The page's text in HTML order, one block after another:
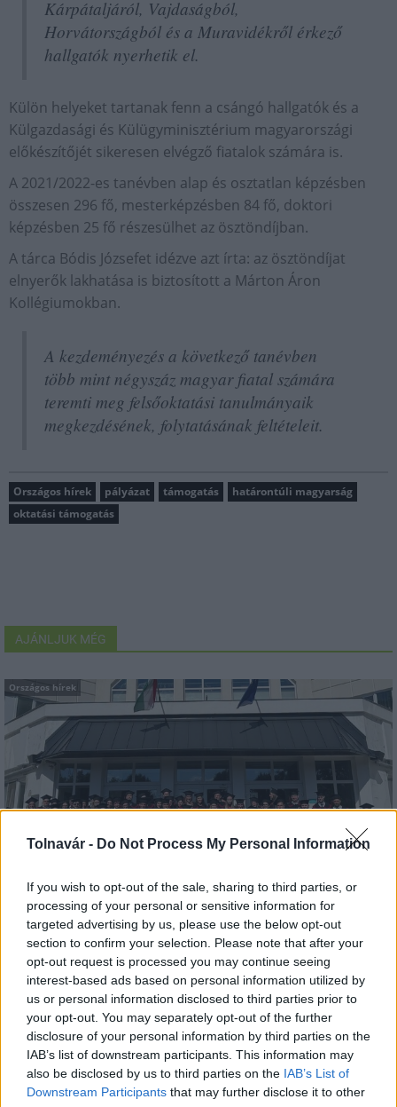
Tolnavár - Do Not Process My Personal Information
If you wish to opt-out of the sale, sharing to third parties, or
processing of your personal or sensitive information for
targeted advertising by us, please use the below opt-out
section to confirm your selection. Please note that after your
opt-out request is processed you may continue seeing
interest-based ads based on personal information utilized by
us or personal information disclosed to third parties prior to
your opt-out. You may separately opt-out of the further
disclosure of your personal information by third parties on the
IAB’s list of downstream participants. This information may
also be disclosed by us to third parties on the IAB’s List of
Downstream Participants that may further disclose it to other
Kárpátaljáról, Vajdaságból,
Horvátországból és a Muravidékről érkező
hallgatók nyerhetik el.
Külön helyeket tartanak fenn a csángó hallgatók és a
Külgazdasági és Külügyminisztérium magyarországi
előkészítőjét sikeresen elvégző fiatalok számára is.
A 2021/2022-es tanévben alap és osztatlan képzésben
összesen 296 fő, mesterképzésben 84 fő, doktori
képzésben 25 fő részesülhet az ösztöndíjban.
A tárca Bódis Józsefet idézve azt írta: az ösztöndíjat
elnyerők lakhatása is biztosított a Márton Áron
Kollégiumokban.
A kezdeményezés a következő tanévben
több mint négyszáz magyar fiatal számára
teremti meg felsőoktatási tanulmányaik
megkezdésének, folytatásának feltételeit.
Országos hírek pályázat támogatás
határontúli magyarság
oktatási támogatás
AJÁNLJUK MÉG
Országos hírek
Kecskeméten is szakirányú továbbképzésekkel erősít a
Gál Ferenc Egyetem
Országos hírek